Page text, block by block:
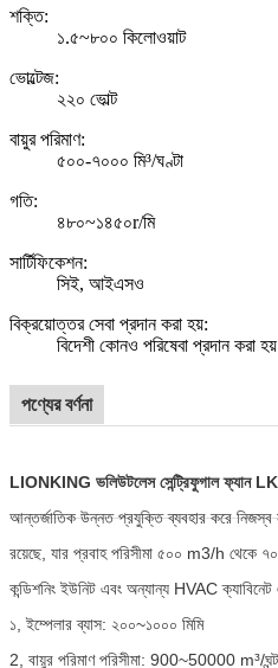
শক্তি:
১.৫~৮০০ কিলোওয়াট
ভোল্টেজ:
২২০ ভোল্ট
বায়ুর পরিমাণ:
৫০০-৭০০০ মি³/ঘণ্টা
গতি:
৪৮০~১৪৫০r/মি
সার্টিফিকেশন:
সিই, আইএসও
বিক্রয়োত্তর সেবা প্রদান করা হয়:
বিদেশী কোনও পরিষেবা প্রদান করা
পণ্যের বর্ণনা
LIONKING ভলিউটলেস সেন্ট্রিফুগাল ফ্যান
আন্তর্জাতিক উন্নত প্রযুক্তি ব্যবহার করে নিজস্ব
রয়েছে, যার প্রবাহ পরিসীমা ৫০০ m3/h থেকে
কন্ডিশনিং ইউনিট এবং অন্যান্য HVAC
১, ইম্পেলার ব্যাস: ২০০~১০০০ মিমি
2, বায়ুর পরিমাণ পরিসীমা: 900~50000 m³/